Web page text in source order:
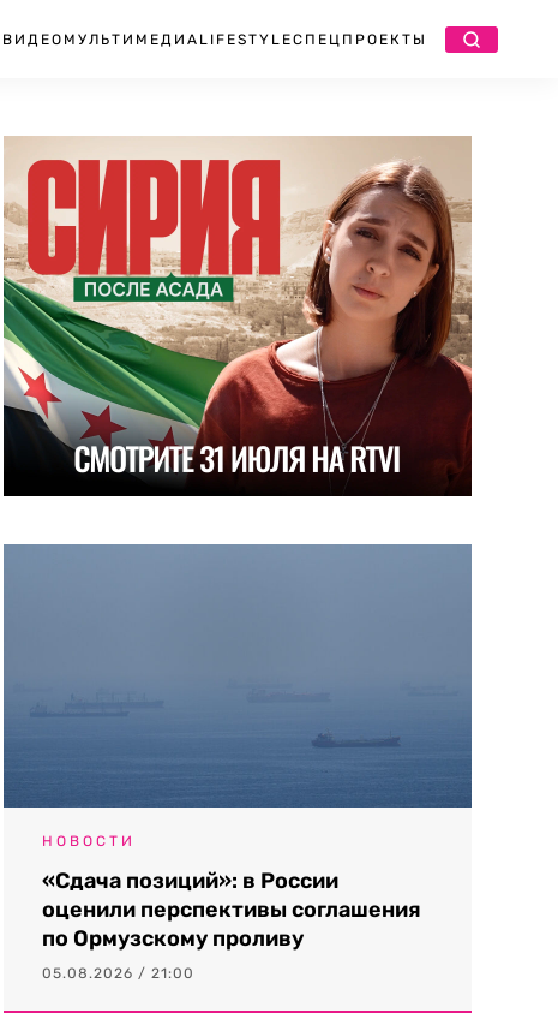
ВИДЕО МУЛЬТИМЕДИА LIFESTYLEСПЕЦПРОЕКТЫ
НОВОСТИ
«Сдача позиций»: в России
оценили перспективы соглашения
по Ормузскому проливу
05.08.2026 / 21:00